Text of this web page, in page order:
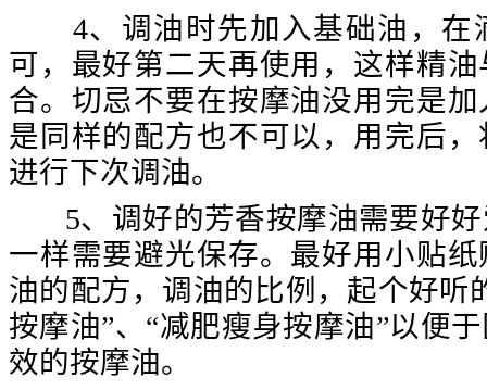
4、调油时先加入基础油，在
可，最好第二天再使用，这样精
合。切忌不要在按摩油没用完是
是同样的配方也不可以，用完后
进行下次调油。
5、调好的芳香按摩油需要好好
一样需要避光保存。最好用小贴
油的配方，调油的比例，起个好听
按摩油”、“减肥瘦身按摩油”以便
效的按摩油。